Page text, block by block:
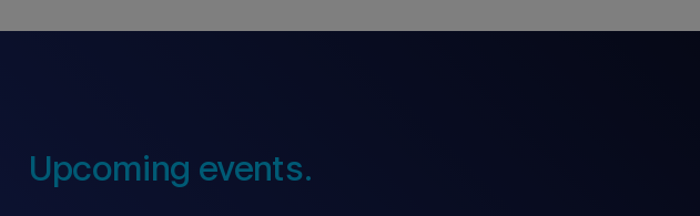
Upcoming events.